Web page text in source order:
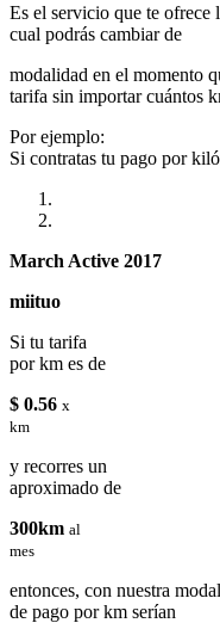
Es el servicio que te ofrece
cual podrás cambiar de
modalidad en el momento
tarifa sin importar cuántos
Por ejemplo:
Si contratas tu pago por
March Active 2017
miituo
Si tu tarifa
por km es de
$ 0.56 x
km
y recorres un
aproximado de
300km al
mes
entonces, con nuestra
de pago por km serían